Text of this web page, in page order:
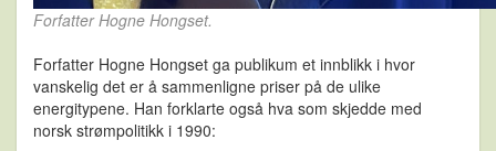
Forfatter Hogne Hongset.
Forfatter Hogne Hongset ga publikum et innblikk i hvor
vanskelig det er å sammenligne priser på de ulike
energitypene. Han forklarte også hva som skjedde med
norsk strømpolitikk i 1990: